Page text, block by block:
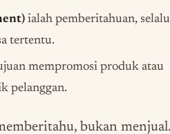
ialah pemberitahuan,
tertentu.
mempromosi produk atau
pelanggan.
bukan menjual.